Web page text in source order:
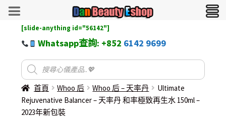
[slide-anything id="56142"]
Whatsapp查詢: +852 6142 9699
首頁 Whoo 后 Whoo 后 – 天率丹
Ultimate
Rejuvenative Balancer – 天率丹 和率極致再生水 150ml –
2023年新包裝